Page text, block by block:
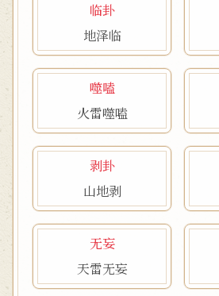
临卦
地泽临
噬嗑
火雷噬嗑
剥卦
山地剥
无妄
天雷无妄